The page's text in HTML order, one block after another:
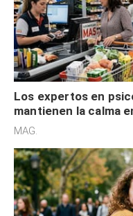
Los expertos en
mantienen la calma
cognitiva, gratitud y
MAG.